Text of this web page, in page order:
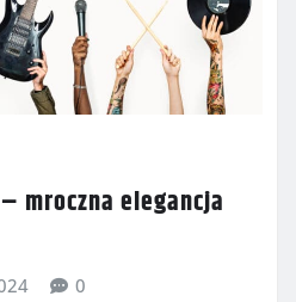
mroczna elegancja
0